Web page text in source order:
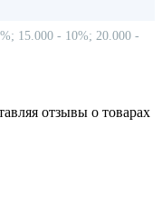
15.000 - 10%; 20.000 -
отзывы о товарах